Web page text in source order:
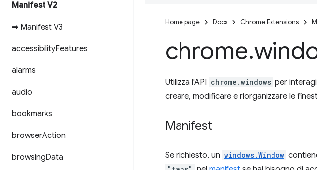
Manifest V2
➡ Manifest V3
accessibilityFeatures
alarms
audio
bookmarks
browserAction
browsingData
Home page Docs Chrome Extensions
chrome.
Utilizza l'API chrome.windows per
creare, modificare e riorganizzare le
Manifest
Se richiesto, un windows.Window